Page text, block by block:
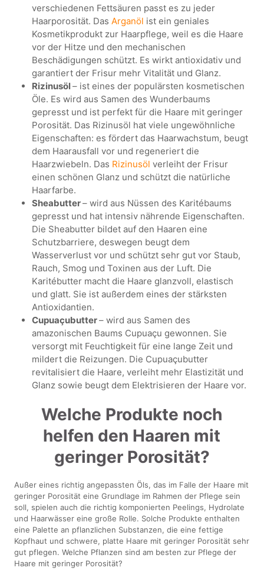
verschiedenen Fettsäuren passt es zu jeder
Haarporosität. Das Arganöl ist ein geniales
Kosmetikprodukt zur Haarpflege, weil es die Haare
vor der Hitze und den mechanischen
Beschädigungen schützt. Es wirkt antioxidativ und
garantiert der Frisur mehr Vitalität und Glanz.
Rizinusöl– ist eines der populärsten kosmetischen
Öle. Es wird aus Samen des Wunderbaums
gepresst und ist perfekt für die Haare mit geringer
Porosität. Das Rizinusöl hat viele ungewöhnliche
Eigenschaften: es fördert das Haarwachstum, beugt
dem Haarausfall vor und regeneriert die
Haarzwiebeln. Das Rizinusöl verleiht der Frisur
einen schönen Glanz und schützt die natürliche
Haarfarbe.
Sheabutter– wird aus Nüssen des Karitébaums
gepresst und hat intensiv nährende Eigenschaften.
Die Sheabutter bildet auf den Haaren eine
Schutzbarriere, deswegen beugt dem
Wasserverlust vor und schützt sehr gut vor Staub,
Rauch, Smog und Toxinen aus der Luft. Die
Karitébutter macht die Haare glanzvoll, elastisch
und glatt. Sie ist außerdem eines der stärksten
Antioxidantien.
Cupuaçubutter– wird aus Samen des
amazonischen Baums Cupuaçu gewonnen. Sie
versorgt mit Feuchtigkeit für eine lange Zeit und
mildert die Reizungen. Die Cupuaçubutter
revitalisiert die Haare, verleiht mehr Elastizität und
Glanz sowie beugt dem Elektrisieren der Haare vor.
Welche Produkte noch
helfen den Haaren mit
geringer Porosität?
Außer eines richtig angepassten Öls, das im Falle der Haare mit
geringer Porosität eine Grundlage im Rahmen der Pflege sein
soll, spielen auch die richtig komponierten Peelings, Hydrolate
und Haarwässer eine große Rolle. Solche Produkte enthalten
eine Palette an pflanzlichen Substanzen, die eine fettige
Kopfhaut und schwere, platte Haare mit geringer Porosität sehr
gut pflegen. Welche Pflanzen sind am besten zur Pflege der
Haare mit geringer Porosität?